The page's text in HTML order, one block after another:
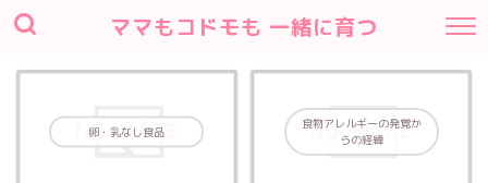
ママもコドモも 一緒に育つ
卵・乳なし食品
食物アレルギーの発覚か
らの経緯